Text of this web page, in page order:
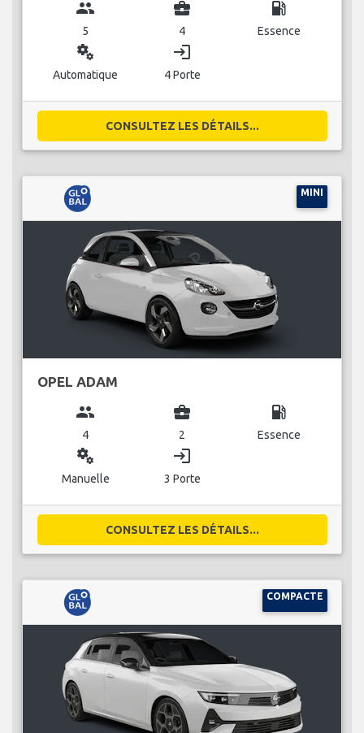
group
5
business_center
4
local_gas_station
Essence
miscellaneous_services
Automatique
login
4 Porte
CONSULTEZ LES DÉTAILS...
MINI
OPEL ADAM
group
4
business_center
2
local_gas_station
Essence
miscellaneous_services
Manuelle
login
3 Porte
CONSULTEZ LES DÉTAILS...
COMPACTE